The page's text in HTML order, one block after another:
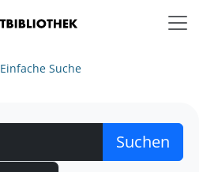
Einfache Suche